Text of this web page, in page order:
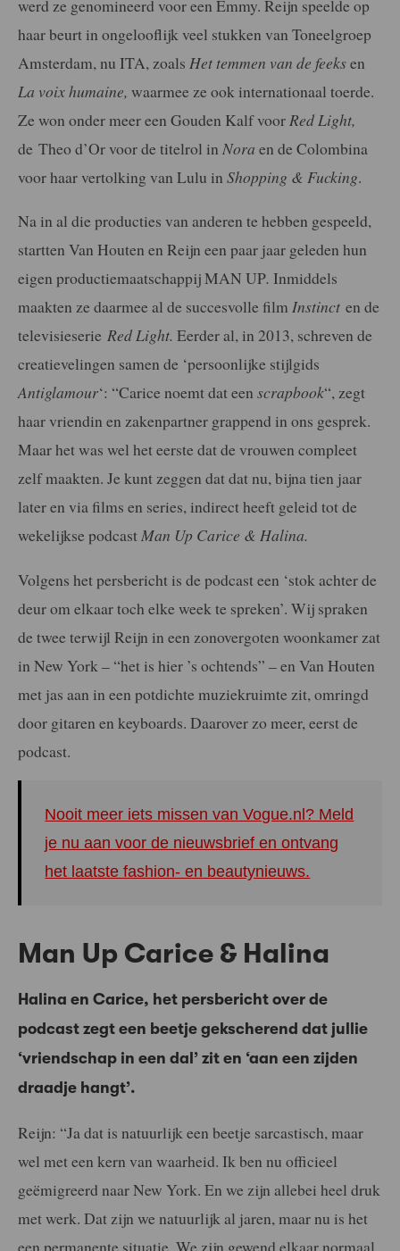
werd ze genomineerd voor een Emmy. Reijn speelde op
haar beurt in ongelooflijk veel stukken van Toneelgroep
Amsterdam, nu ITA, zoals Het temmen van de feeksen
La voix humaine, waarmee ze ook internationaal toerde.
Ze won onder meer een Gouden Kalf voor Red Light,
de Theo d’Or voor de titelrol in Nora en de Colombina
voor haar vertolking van Lulu in Shopping & Fucking.
Na in al die producties van anderen te hebben gespeeld,
startten Van Houten en Reijn een paar jaar geleden hun
eigen productiemaatschappij MAN UP. Inmiddels
maakten ze daarmee al de succesvolle film Instinct en de
televisieserie Red Light. Eerder al, in 2013, schreven de
creatievelingen samen de ‘persoonlijke stijlgids
Antiglamour‘: “Carice noemt dat een scrapbook“, zegt
haar vriendin en zakenpartner grappend in ons gesprek.
Maar het was wel het eerste dat de vrouwen compleet
zelf maakten. Je kunt zeggen dat dat nu, bijna tien jaar
later en via films en series, indirect heeft geleid tot de
wekelijkse podcastMan Up Carice & Halina.
Volgens het persbericht is de podcast een ‘stok achter de
deur om elkaar toch elke week te spreken’. Wij spraken
de twee terwijl Reijn in een zonovergoten woonkamer zat
in New York – “het is hier ’s ochtends” – en Van Houten
met jas aan in een potdichte muziekruimte zit, omringd
door gitaren en keyboards. Daarover zo meer, eerst de
podcast.
Nooit meer iets missen van Vogue.nl? Meld
je nu aan voor de nieuwsbrief en ontvang
het laatste fashion- en beautynieuws.
Man Up Carice & Halina
Halina en Carice, het persbericht over de
podcast zegt een beetje gekscherend dat jullie
‘vriendschap in een dal’ zit en ‘aan een zijden
draadje hangt’.
Reijn: “Ja dat is natuurlijk een beetje sarcastisch, maar
wel met een kern van waarheid. Ik ben nu officieel
geëmigreerd naar New York. En we zijn allebei heel druk
met werk. Dat zijn we natuurlijk al jaren, maar nu is het
een permanente situatie. We zijn gewend elkaar normaal